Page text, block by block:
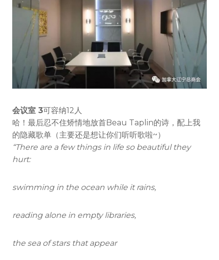
会议室 3可容纳12人
哈！最后忍不住矫情地放首Beau Taplin的诗，配上我
的隐藏歌单（主要还是想让你们听听歌啦~）
“There are a few things in life so beautiful they
hurt:
swimming in the ocean while it rains,
reading alone in empty libraries,
the sea of stars that appear